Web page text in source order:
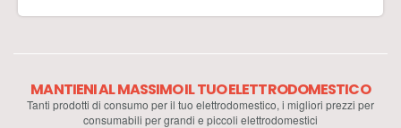
MANTIENI AL MASSIMO IL TUO ELETTRODOMESTICO
Tanti prodotti di consumo per il tuo elettrodomestico, i migliori prezzi per
consumabili per grandi e piccoli elettrodomestici